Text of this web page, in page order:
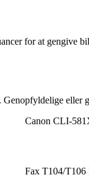
for at gengive
eller
Canon CLI-
Fax T104/T106